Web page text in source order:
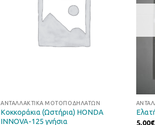
ΑΝΤΑΛΛΑΚΤΙΚΆ ΜΟΤΟΠΟΔΗΛΆΤΩΝ
Κοκκοράκια (Ωστήρια) HONDA
INNOVA-125 γνήσια
5.00€